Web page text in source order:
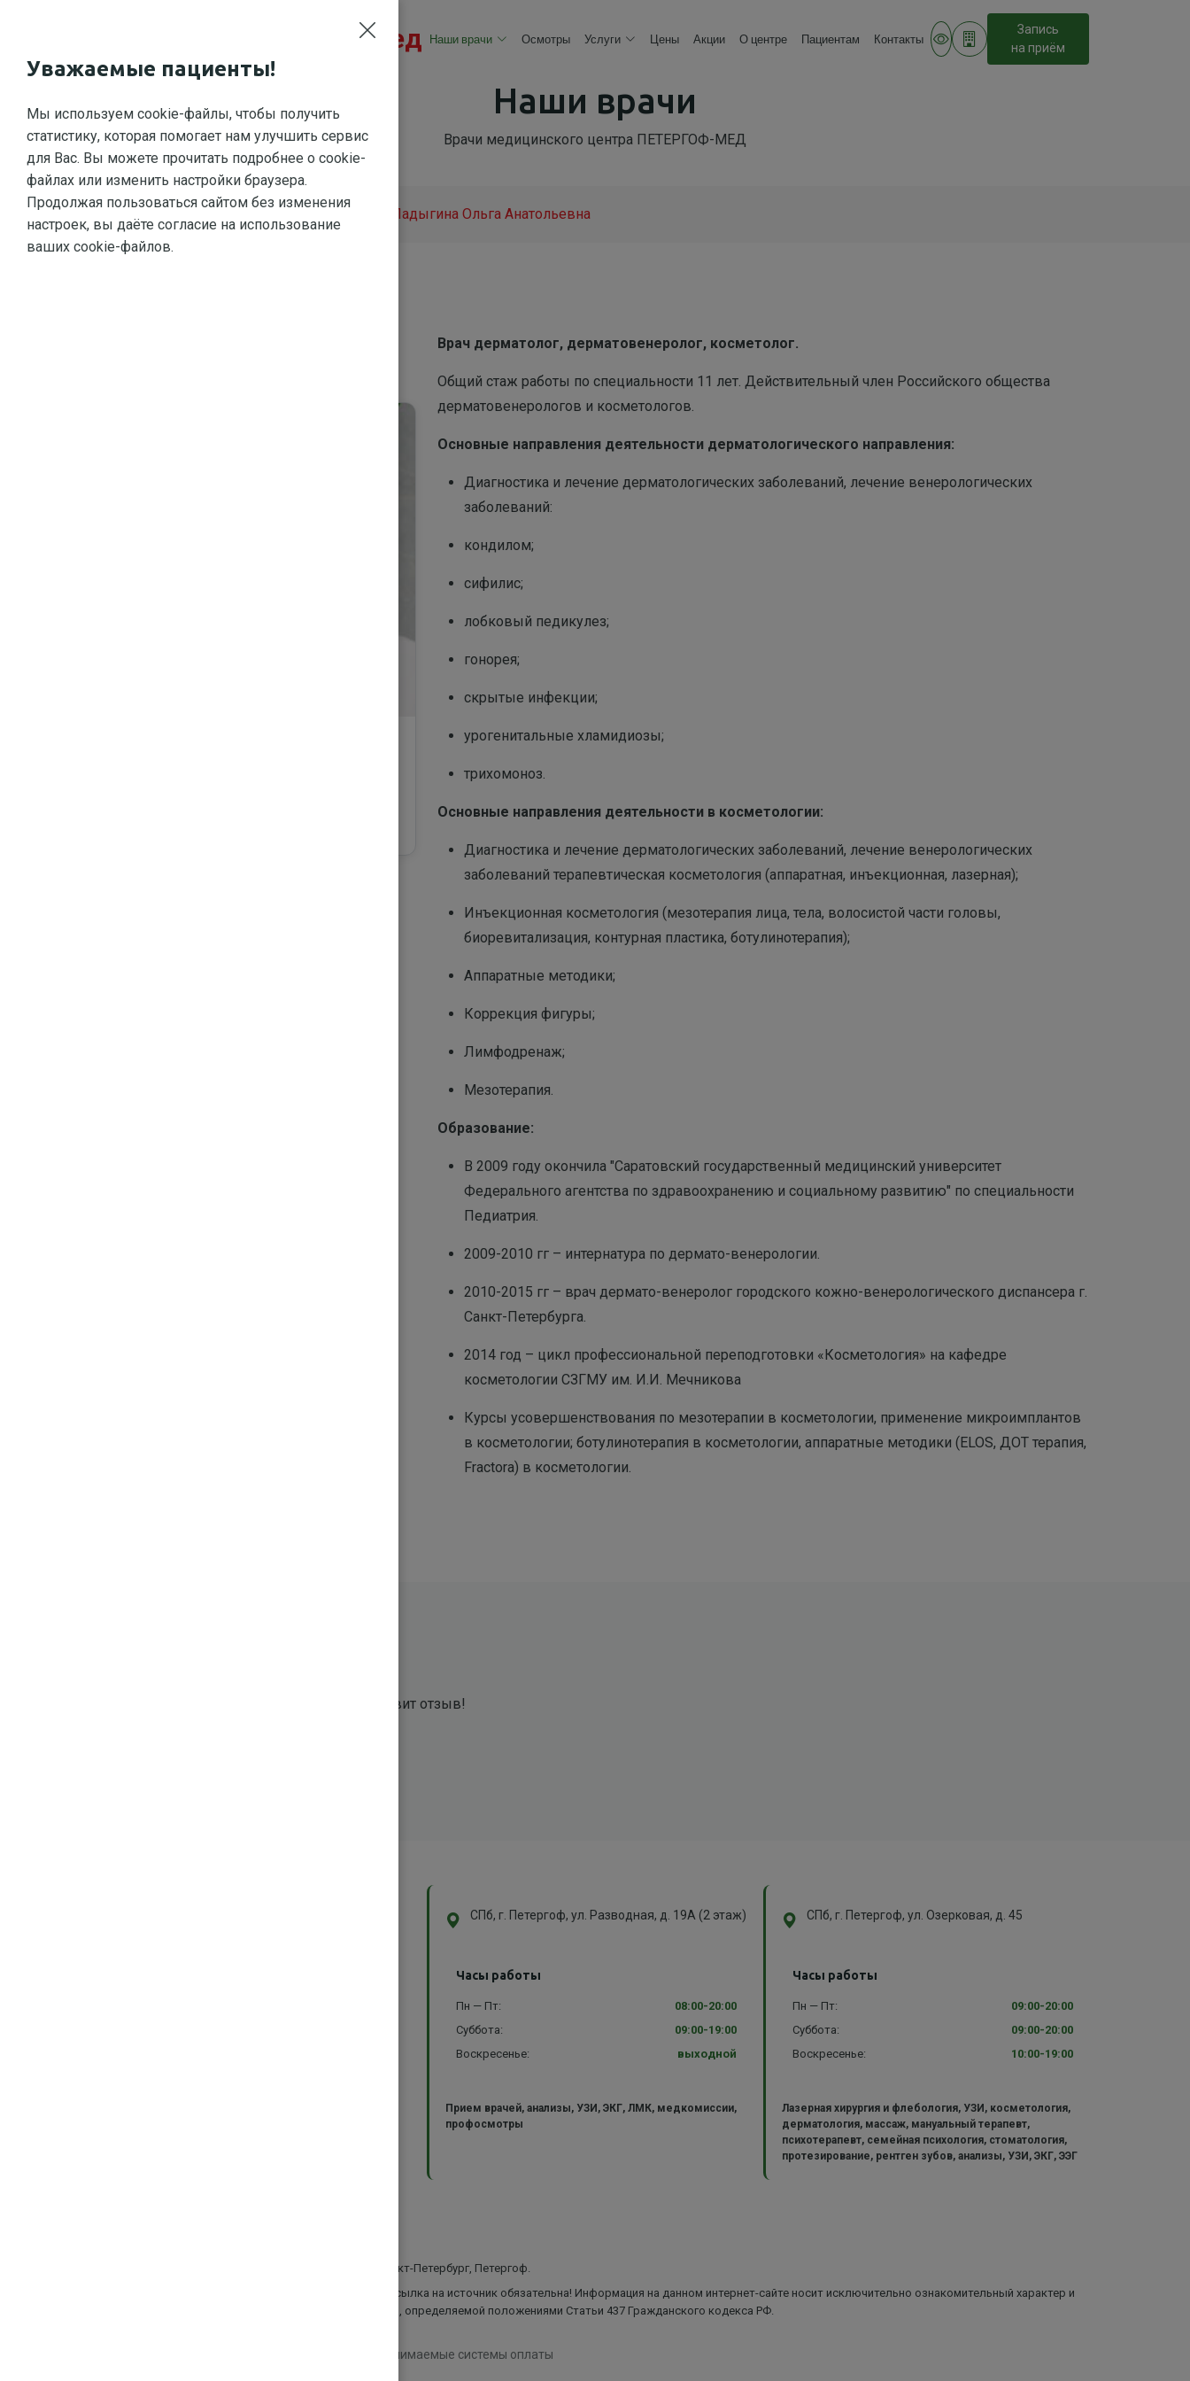
ПетергофМед Наши врачи Осмотры Услуги Цены Акции О центре Пациентам Контакты
Запись
на приём
Наши врачи
Врачи медицинского центра ПЕТЕРГОФ-МЕД
Ладыгина Ольга Анатольевна
Врач дерматолог, дерматовенеролог, косметолог.
Общий стаж работы по специальности 11 лет. Действительный член Российского общества
дерматовенерологов и косметологов.
Основные направления деятельности дерматологического направления:
Диагностика и лечение дерматологических заболеваний, лечение венерологических
заболеваний:
кондилом;
сифилис;
лобковый педикулез;
гонорея;
скрытые инфекции;
урогенитальные хламидиозы;
трихомоноз.
Основные направления деятельности в косметологии:
Диагностика и лечение дерматологических заболеваний, лечение венерологических
заболеваний терапевтическая косметология (аппаратная, инъекционная, лазерная);
Инъекционная косметология (мезотерапия лица, тела, волосистой части головы,
биоревитализация, контурная пластика, ботулинотерапия);
Аппаратные методики;
Коррекция фигуры;
Лимфодренаж;
Мезотерапия.
Образование:
В 2009 году окончила "Саратовский государственный медицинский университет
Федерального агентства по здравоохранению и социальному развитию" по специальности
Педиатрия.
2009-2010 гг – интернатура по дермато-венерологии.
2010-2015 гг – врач дермато-венеролог городского кожно-венерологического диспансера г.
Санкт-Петербурга.
2014 год – цикл профессиональной переподготовки «Косметология» на кафедре
косметологии СЗГМУ им. И.И. Мечникова
Курсы усовершенствования по мезотерапии в косметологии, применение микроимплантов
в косметологии; ботулинотерапия в косметологии, аппаратные методики (ELOS, ДОТ терапия,
Fractora) в косметологии.
Пока нет отзывов. Будьте первым, кто оставит отзыв!
СПб, г. Петергоф, ул. Разводная, д. 19А (2 этаж)
Часы работы
Пн — Пт:
08:00-20:00
Суббота:
09:00-19:00
Воскресенье:
выходной
Прием врачей, анализы, УЗИ, ЭКГ, ЛМК, медкомиссии,
профосмотры
СПб, г. Петергоф, ул. Озерковая, д. 45
Часы работы
Пн — Пт:
09:00-20:00
Суббота:
09:00-20:00
Воскресенье:
10:00-19:00
Лазерная хирургия и флебология, УЗИ, косметология,
дерматология, массаж, мануальный терапевт,
психотерапевт, семейная психология, стоматология,
протезирование, рентген зубов, анализы, УЗИ, ЭКГ, ЭЭГ
, г. Санкт-Петербург, Петергоф.
Все права защищены. При копировании материалов ссылка на источник обязательна! Информация на данном интернет-сайте носит исключительно ознакомительный характер и
ни при каких условиях не является публичной офертой, определяемой положениями Статьи 437 Гражданского кодекса РФ.
Уважаемые пациенты!
Мы используем cookie-файлы, чтобы получить
статистику, которая помогает нам улучшить сервис
для Вас. Вы можете прочитать подробнее о cookie-
файлах или изменить настройки браузера.
Продолжая пользоваться сайтом без изменения
настроек, вы даёте согласие на использование
ваших cookie-файлов.